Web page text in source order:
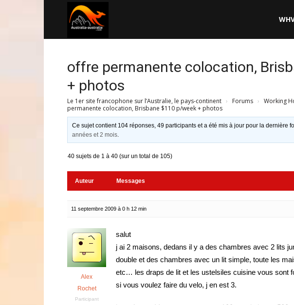
offre permanente colocation,
+ photos
Le 1er site francophone sur l’Australie, le pays-continent › Forums › Working
permanente colocation, Brisbane $110 p/week + photos
Ce sujet contient 104 réponses, 49 participants et a été mis à jour pour la dernière
années et 2 mois.
40 sujets de 1 à 40 (sur un total de 105)
Auteur Messages
11 septembre 2009 à 0 h 12 min
Alex
Rochet
Participant
salut
j ai 2 maisons, dedans il y a des chambres avec 2 lits
double et des chambres avec un lit simple, toute les
etc… les draps de lit et les ustelsiles cuisine vous sont
si vous voulez faire du velo, j en est 3.